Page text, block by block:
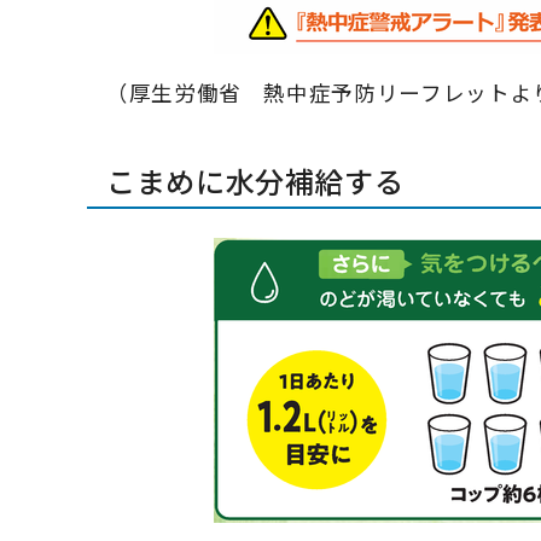
（厚生労働省 熱中症予防リーフレットよ
こまめに水分補給する